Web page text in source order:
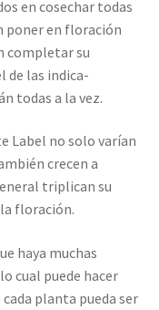
en cosechar todas
poner en floración
completar su
de las indica-
todas a la vez.
Label no solo varían
crecen a
triplican su
floración.
haya muchas
cual puede hacer
planta pueda ser